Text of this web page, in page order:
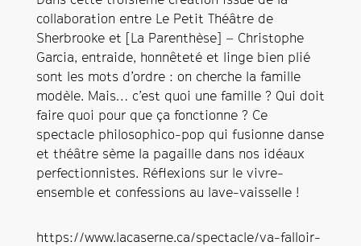
collaboration entre Le Petit Théâtre de
Sherbrooke et [La Parenthèse] – Christophe
Garcia, entraide, honnêteté et linge bien plié
sont les mots d’ordre : on cherche la famille
modèle. Mais… c’est quoi une famille ? Qui doit
faire quoi pour que ça fonctionne ? Ce
spectacle philosophico-pop qui fusionne danse
et théâtre sème la pagaille dans nos idéaux
perfectionnistes. Réflexions sur le vivre-
ensemble et confessions au lave-vaisselle !
https://www.lacaserne.ca/spectacle/va-falloir-